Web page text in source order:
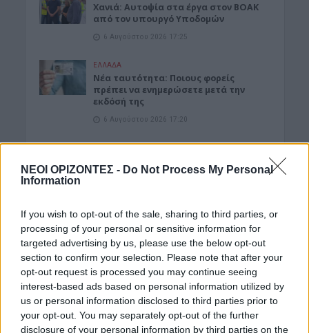
ΝΕΟΙ ΟΡΙΖΟΝΤΕΣ - Do Not Process My Personal
Information
If you wish to opt-out of the sale, sharing to third parties, or
processing of your personal or sensitive information for
targeted advertising by us, please use the below opt-out
section to confirm your selection. Please note that after your
opt-out request is processed you may continue seeing
interest-based ads based on personal information utilized by
us or personal information disclosed to third parties prior to
your opt-out. You may separately opt-out of the further
disclosure of your personal information by third parties on the
Χανιά: Αυτοψία στα έργα στον ΒΟΑΚ
από τον υπουργό Υποδομών
6 Αυγούστου 2026 17:25
ΕΛΛΑΔΑ
Νέα ταυτότητα: Ποιους φορείς
πρέπει να ενημερώσετε μετά την
εκδόσή της
6 Αυγούστου 2026 17:20
ΕΝΔΙΑΦΕΡΟΝΤΑ
στην προστασία των σπιτιών μας
ΓΕΎΣΗ - ΨΥΧΑΓΩΓΊΑ
Σύκο: Το φρούτο με τα μυστικά που
ίσως να μην γνωρίζεις
6 Αυγούστου 2026 17:11
ΝΟΜΌΣ ΧΑΝΊΩΝ
Xανιά: Δίκτυο περισσότερων από 60
κρηνών πόσιμου νερού